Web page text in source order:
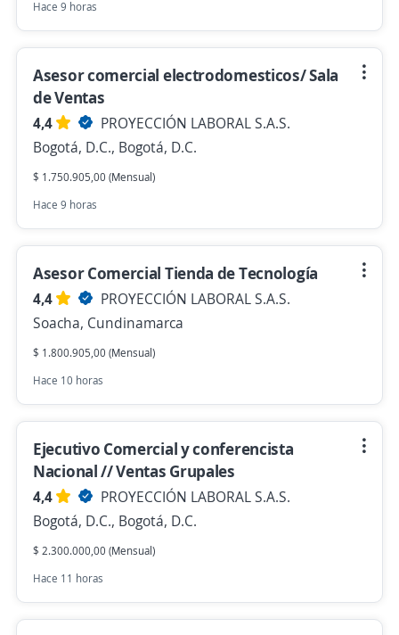
Hace 9 horas
Asesor comercial electrodomesticos/ Sala
de Ventas
4,4
PROYECCIÓN LABORAL S.A.S.
Bogotá, D.C., Bogotá, D.C.
$ 1.750.905,00 (Mensual)
Hace 9 horas
Asesor Comercial Tienda de Tecnología
4,4
PROYECCIÓN LABORAL S.A.S.
Soacha, Cundinamarca
$ 1.800.905,00 (Mensual)
Hace 10 horas
Ejecutivo Comercial y conferencista
Nacional // Ventas Grupales
4,4
PROYECCIÓN LABORAL S.A.S.
Bogotá, D.C., Bogotá, D.C.
$ 2.300.000,00 (Mensual)
Hace 11 horas